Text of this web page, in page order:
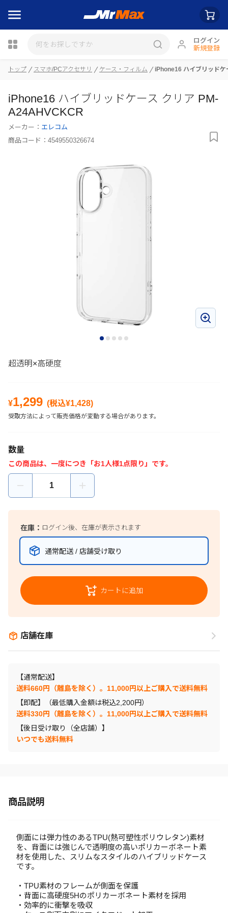
ログイン
新規登録
瓶詰
トップ スマホ/PCアクセサリ ケース・フィルム iPhone16 ハイブリッド
iPhone16 ハイブリッドケース クリア PM-
A24AHVCKCR
メーカー： エレコム
商品コード： 4549550326674
超透明×高硬度
¥1,299 (税込¥1,428)
受取方法によって販売価格が変動する場合があります。
数量
この商品は、一度につき「お1人様1点限り」です。
在庫： ログイン後、在庫が表示されます
通常配送 / 店舗受け取り
カートに追加
店舗在庫
【通常配送】
送料660円（離島を除く）。11,000円以上ご購入で送料無料
【即配】（最低購入金額は税込2,200円）
送料330円（離島を除く）。11,000円以上ご購入で送料無料
【後日受け取り（全店舗）】
いつでも送料無料
商品説明
側面には弾力性のあるTPU(熱可塑性ポリウレタン)素材
を、背面には強じんで透明度の高いポリカーボネート素
材を使用した、スリムなスタイルのハイブリッドケース
です。
・TPU素材のフレームが側面を保護
・背面に高硬度5Hのポリカーボネート素材を採用
・効率的に衝撃を吸収